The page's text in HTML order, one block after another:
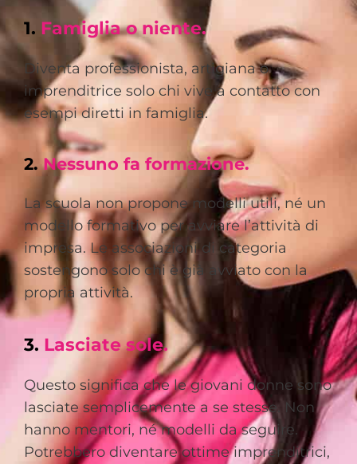
1. Famiglia o niente.
Diventa professionista, artigiana o
imprenditrice solo chi vive a contatto con
esempi diretti in famiglia.
2. Nessuno fa formazione.
La scuola non propone modelli utili, né un
modello formativo per avviare l’attività di
impresa. Le associazioni di categoria
sostengono solo chi è già avviato con la
propria attività.
3. Lasciate sole.
Questo significa che le giovani donne sono
lasciate semplicemente a se stesse. Non
hanno mentori, né modelli da seguire.
Potrebbero diventare ottime imprenditrici,